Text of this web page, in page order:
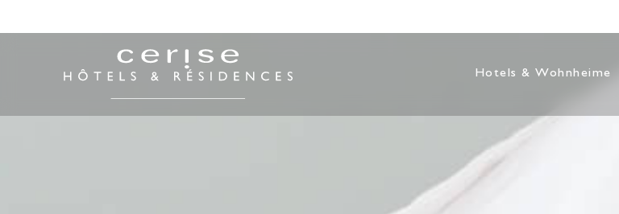
Hotels & Wohnheime